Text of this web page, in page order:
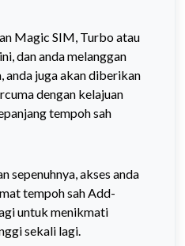
Magic SIM, Turbo atau
dan anda melanggan
anda juga akan diberikan
dengan kelajuan
tempoh sah
sepenuhnya,akses anda
tempoh sah Add-
untuk menikmati
sekali lagi.